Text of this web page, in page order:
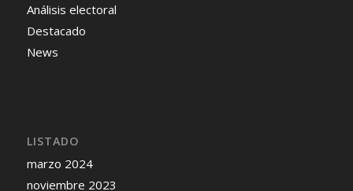
Análisis electoral
Destacado
News
LISTADO
marzo 2024
noviembre 2023